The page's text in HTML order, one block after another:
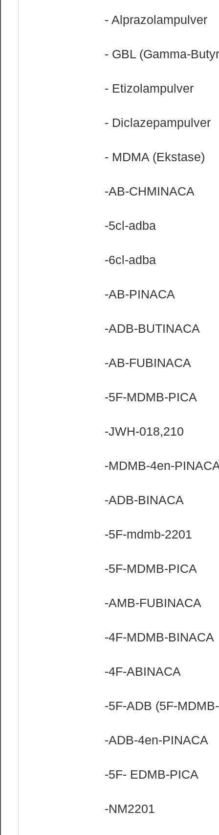
- Alprazolampulver
- GBL (Gamma-
- Etizolampulver
- Diclazepampulver
- MDMA (Ekstase)
-AB-CHMINACA
-5cl-adba
-6cl-adba
-AB-PINACA
-ADB-BUTINACA
-AB-FUBINACA
-5F-MDMB-PICA
-JWH-018,210
-MDMB-4en-
-ADB-BINACA
-5F-mdmb-2201
-5F-MDMB-PICA
-AMB-FUBINACA
-4F-MDMB-BINACA
-4F-ABINACA
-5F-ADB (5F-
-ADB-4en-PINACA
-5F- EDMB-PICA
-NM2201